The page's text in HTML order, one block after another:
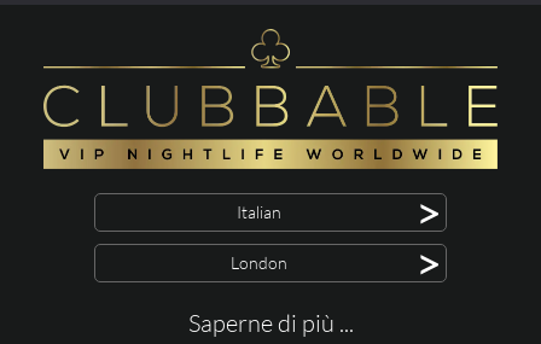
Italian >
London >
Saperne di più ...